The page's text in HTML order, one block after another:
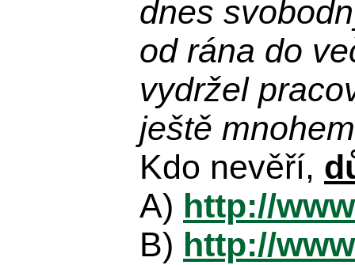
dnes
od rána do
vydržel
ještě
Kdo nevěří,
A) http://
B) http://